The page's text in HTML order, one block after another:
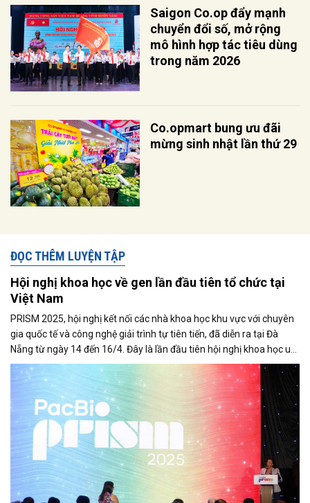
Saigon Co.op đẩy mạnh
chuyển đổi số, mở rộng
mô hình hợp tác tiêu dùng
trong năm 2026
Co.opmart bung ưu đãi
mừng sinh nhật lần thứ 29
ĐỌC THÊM LUYỆN TẬP
Hội nghị khoa học về gen lần đầu tiên tổ chức tại
Việt Nam
PRISM 2025, hội nghị kết nối các nhà khoa học khu vực với chuyên
gia quốc tế và công nghệ giải trình tự tiên tiến, đã diễn ra tại Đà
Nẵng từ ngày 14 đến 16/4. Đây là lần đầu tiên hội nghị khoa học uy
tín này được tổ chức tại Việt Nam và lần thứ hai ở Đông Nam Á.